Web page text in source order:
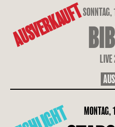
AUSVERKAUFT